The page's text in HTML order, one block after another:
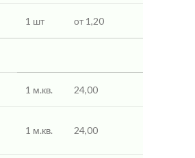
1 шт от 1,20
1 м.кв. 24,00
1 м.кв. 24,00